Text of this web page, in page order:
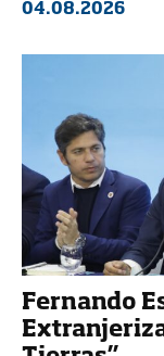
04.08.2026
Fernando